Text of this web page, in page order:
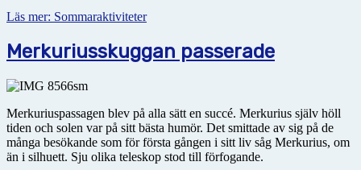
Läs mer: Sommaraktiviteter
Merkuriusskuggan passerade
Merkuriuspassagen blev på alla sätt en succé. Merkurius själv höll
tiden och solen var på sitt bästa humör. Det smittade av sig på de
många besökande som för första gången i sitt liv såg Merkurius, om
än i silhuett. Sju olika teleskop stod till förfogande.